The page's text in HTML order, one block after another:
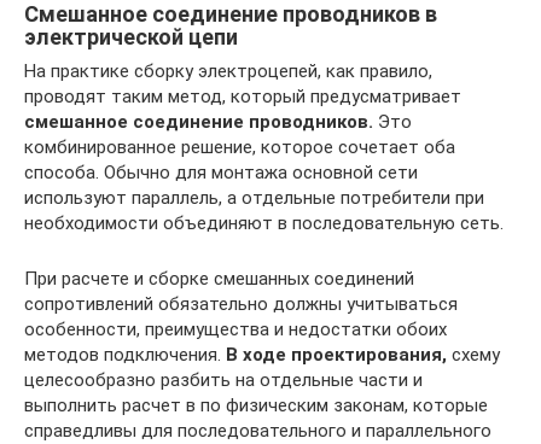
Смешанное соединение проводников в
электрической цепи
На практике сборку электроцепей, как правило,
проводят таким метод, который предусматривает
смешанное соединение проводников. Это
комбинированное решение, которое сочетает оба
способа. Обычно для монтажа основной сети
используют параллель, а отдельные потребители при
необходимости объединяют в последовательную сеть.
При расчете и сборке смешанных соединений
сопротивлений обязательно должны учитываться
особенности, преимущества и недостатки обоих
методов подключения. В ходе проектирования, схему
целесообразно разбить на отдельные части и
выполнить расчет в по физическим законам, которые
справедливы для последовательного и параллельного